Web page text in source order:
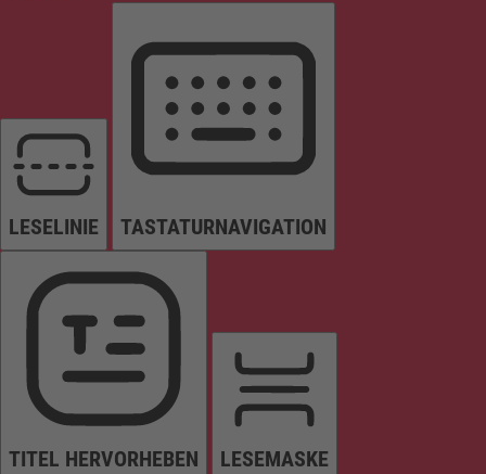
LESELINIE TASTATURNAVIGATION
TITEL HERVORHEBEN LESEMASKE